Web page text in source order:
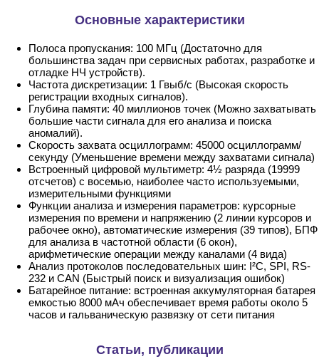
Основные характеристики
Полоса пропускания: 100 МГц (Достаточно для
большинства задач при сервисных работах, разработке и
отладке НЧ устройств).
Частота дискретизации: 1 Гвыб/с (Высокая скорость
регистрации входных сигналов).
Глубина памяти: 40 миллионов точек (Можно захватывать
большие части сигнала для его анализа и поиска
аномалий).
Скорость захвата осциллограмм: 45000 осциллограмм/
секунду (Уменьшение времени между захватами сигнала)
Встроенный цифровой мультиметр: 4½ разряда (19999
отсчетов) с восемью, наиболее часто используемыми,
измерительными функциями
Функции анализа и измерения параметров: курсорные
измерения по времени и напряжению (2 линии курсоров и
рабочее окно), автоматические измерения (39 типов), БПФ
для анализа в частотной области (6 окон),
арифметические операции между каналами (4 вида)
Анализ протоколов последовательных шин: I²C, SPI, RS-
232 и CAN (Быстрый поиск и визуализация ошибок)
Батарейное питание: встроенная аккумуляторная батарея
емкостью 8000 мАч обеспечивает время работы около 5
часов и гальваническую развязку от сети питания
Статьи, публикации